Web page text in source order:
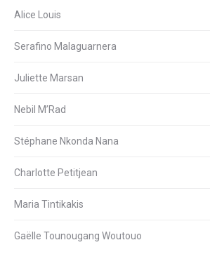
Alice Louis
Serafino Malaguarnera
Juliette Marsan
Nebil M’Rad
Stéphane Nkonda Nana
Charlotte Petitjean
Maria Tintikakis
Gaëlle Tounougang Woutouo